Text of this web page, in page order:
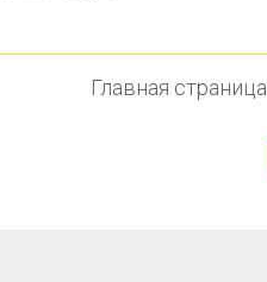
Главная страница